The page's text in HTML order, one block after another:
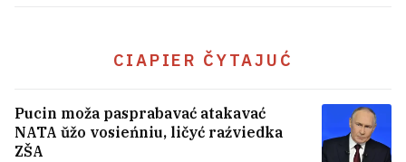
CIAPIER ČYTAJUĆ
Pucin moža pasprabavać atakavać
NATA ŭžo vosieńniu, ličyć raźviedka
ZŠA
BATE abvierh čutki pra prodaž
Kapskim kłuba